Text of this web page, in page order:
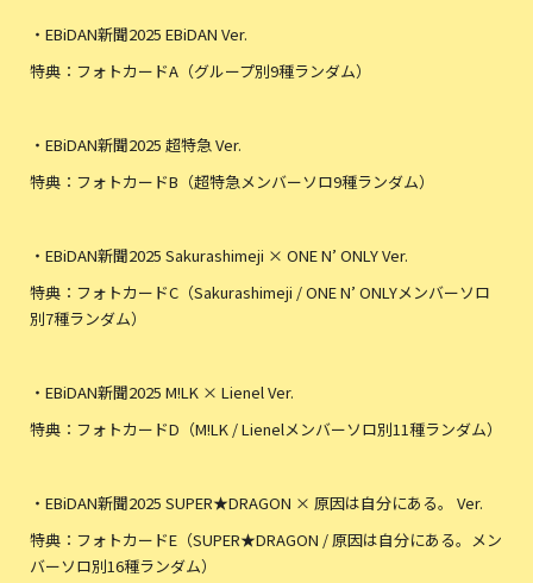
・EBiDAN新聞2025 EBiDAN Ver.
特典：フォトカードA（グループ別9種ランダム）
・EBiDAN新聞2025 超特急 Ver.
特典：フォトカードB（超特急メンバーソロ9種ランダム）
・EBiDAN新聞2025 Sakurashimeji × ONE N’ ONLY Ver.
特典：フォトカードC（Sakurashimeji / ONE N’ ONLYメンバーソロ
別7種ランダム）
・EBiDAN新聞2025 M!LK × Lienel Ver.
特典：フォトカードD（M!LK / Lienelメンバーソロ別11種ランダム）
・EBiDAN新聞2025 SUPER★DRAGON × 原因は自分にある。 Ver.
特典：フォトカードE（SUPER★DRAGON / 原因は自分にある。メン
バーソロ別16種ランダム）